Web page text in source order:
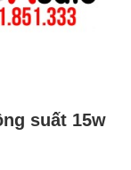
suất 15w